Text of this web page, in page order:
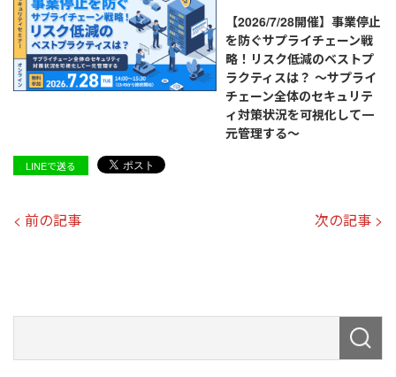
【2026/7/28開催】事業停止
を防ぐサプライチェーン戦
略！リスク低減のベストプ
ラクティスは？ ～サプライ
チェーン全体のセキュリテ
ィ対策状況を可視化して一
元管理する～
LINEで送る
< 前の記事 次の記事 >